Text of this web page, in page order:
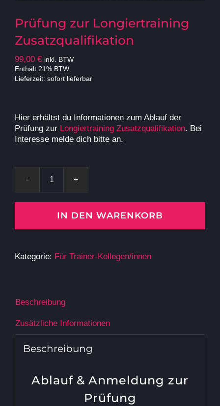
Prüfung zur Longiertraining
Zusatzqualifikation
99,00 € inkl. BTW
Enthält 21% BTW
Lieferzeit: sofort lieferbar
Hier erhältst du Informationen zum Ablauf der
Prüfung zur Longiertraining Zusatzqualifikation. Bei
Interesse melde dich bitte an.
Prüfung
zur
Zusatzqualifikation
Menge
IN DEN WARENKORB
Kategorie: Für Trainer-Kollegen/innen
Beschreibung
Zusätzliche Informationen
Beschreibung
Ablauf & Anmeldung zur
Prüfung